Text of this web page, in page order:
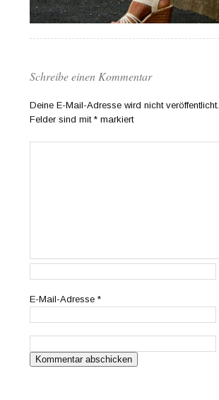
Schreibe einen Kommentar
Deine E-Mail-Adresse wird nicht veröffentlicht.
Felder sind mit* markiert
E-Mail-Adresse*